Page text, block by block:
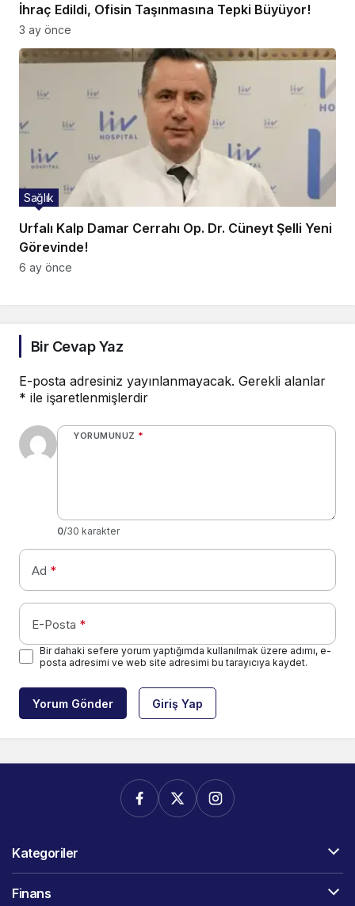
İhraç Edildi, Ofisin Taşınmasına Tepki Büyüyor!
3 ay önce
Urfalı Kalp Damar Cerrahı Op. Dr. Cüneyt Şelli Yeni
Görevinde!
Sağlık
6 ay önce
Bir Cevap Yaz
E-posta adresiniz yayınlanmayacak. Gerekli alanlar
* ile işaretlenmişlerdir
YORUMUNUZ *
0/30 karakter
Ad *
E-Posta *
Bir dahaki sefere yorum yaptığımda kullanılmak üzere adımı, e-
posta adresimi ve web site adresimi bu tarayıcıya kaydet.
Yorum Gönder Giriş Yap
Kategoriler
Finans